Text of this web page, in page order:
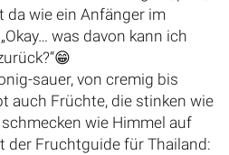
da wie ein Anfänger im
was davon kann ich
sauer, von cremig bis
auch Früchte, die stinken wie
wie Himmel auf
der Fruchtguide für Thailand: